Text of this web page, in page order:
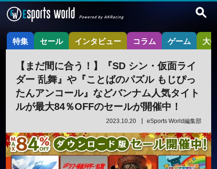
特集 セール インタビュー コラム ゲーム 大
【まだ間に合う！】『SD シン・仮面ライ
ダー 乱舞』や『ことばのパズル もじぴっ
たんアンコール』などバンナム人気タイト
ルが最大84％OFFのセールが開催中！
2023.10.20 eSports World編集部